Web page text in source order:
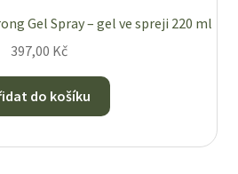
Gel Spray – gel ve spreji 220 ml
397,00 Kč
do košíku